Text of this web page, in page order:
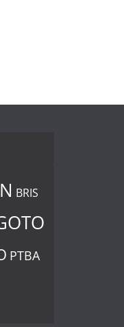
BRIS
PTBA